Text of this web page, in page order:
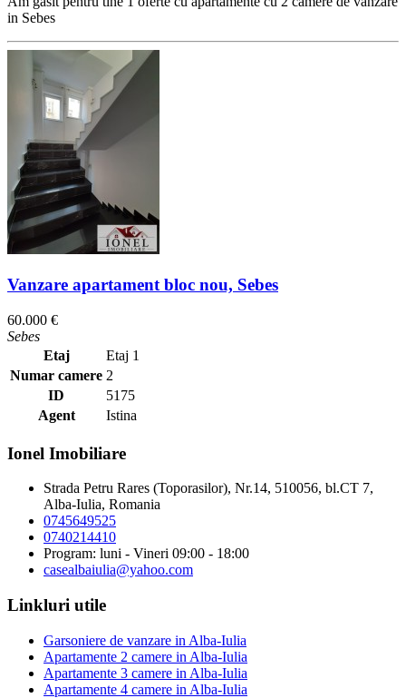
in Sebes
Vanzare apartament bloc nou, Sebes
60.000 €
Sebes
Etaj
Etaj 1
Numar camere 2
ID
5175
Agent
Istina
Ionel Imobiliare
Strada Petru Rares (Toporasilor), Nr.14, 510056, bl.CT 7,
Alba-Iulia, Romania
0745649525
0740214410
Program: luni - Vineri 09:00 - 18:00
casealbaiulia@yahoo.com
Linkluri utile
Garsoniere de vanzare in Alba-Iulia
Apartamente 2 camere in Alba-Iulia
Apartamente 3 camere in Alba-Iulia
Apartamente 4 camere in Alba-Iulia